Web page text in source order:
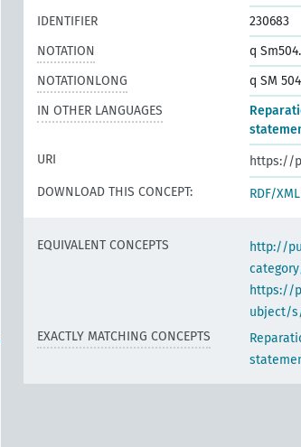
IDENTIFIER
230683
NOTATION
q
NOTATIONLONG
q SM
IN OTHER LANGUAGES
URI
https://
DOWNLOAD THIS CONCEPT:
RDF/XML
EQUIVALENT CONCEPTS
http://
https://
ubject/s/
EXACTLY MATCHING CONCEPTS